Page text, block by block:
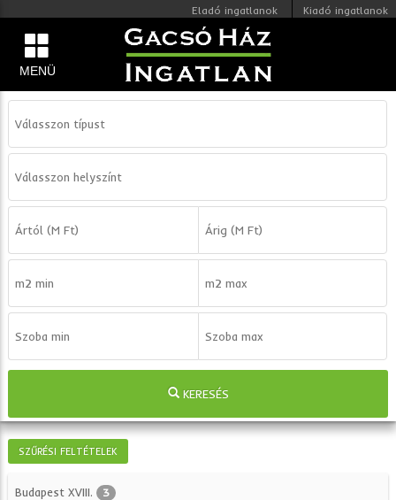
MENÜ
Eladó ingatlanok Kiadó ingatlanok
KERESÉS
SZŰRÉSI FELTÉTELEK
Budapest XVIII. 3